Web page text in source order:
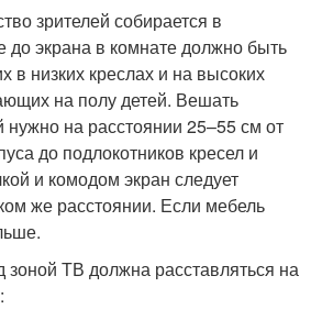
зрителей собирается в
до экрана в комнате должно быть
в низких креслах и на высоких
на полу детей. Вешать
нужно на расстоянии 25–55 см от
до подлокотников кресел и
и комодом экран следует
же расстоянии. Если мебель
зоной ТВ должна расставляться на